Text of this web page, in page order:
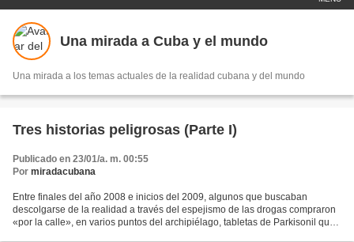
Una mirada a Cuba y el mundo
Una mirada a los temas actuales de la realidad cubana y del mundo
Tres historias peligrosas (Parte I)
Publicado en 23/01/a. m. 00:55
Por miradacubana
Entre finales del año 2008 e inicios del 2009, algunos que buscaban
descolgarse de la realidad a través del espejismo de las drogas compraron
«por la calle», en varios puntos del archipiélago, tabletas de Parkisonil que